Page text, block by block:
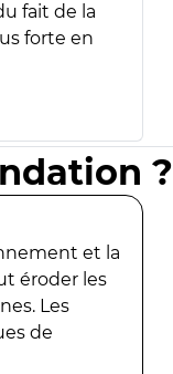
fait de la
forte en
?
et la
éroder les
Les
de